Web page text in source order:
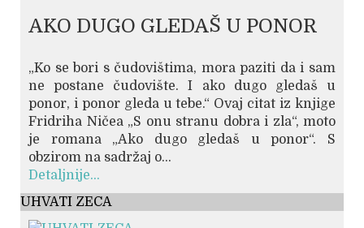
AKO DUGO GLEDAŠ U PONOR
„Ko se bori s čudovištima, mora paziti da i sam
ne postane čudovište. I ako dugo gledaš u
ponor, i ponor gleda u tebe.“ Ovaj citat iz knjige
Fridriha Ničea „S onu stranu dobra i zla“, moto
je romana „Ako dugo gledaš u ponor“. S
obzirom na sadržaj o...
Detaljnije...
UHVATI ZECA